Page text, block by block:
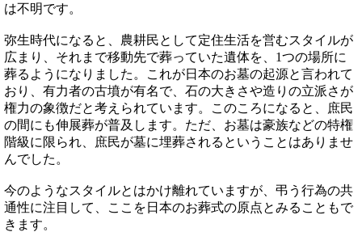
は不明です。
弥生時代になると、農耕民として定住生活を営むスタイルが
広まり、それまで移動先で葬っていた遺体を、1つの場所に
葬るようになりました。これが日本のお墓の起源と言われて
おり、有力者の古墳が有名で、石の大きさや造りの立派さが
権力の象徴だと考えられています。このころになると、庶民
の間にも伸展葬が普及します。ただ、お墓は豪族などの特権
階級に限られ、庶民が墓に埋葬されるということはありませ
んでした。
今のようなスタイルとはかけ離れていますが、弔う行為の共
通性に注目して、ここを日本のお葬式の原点とみることもで
きます。